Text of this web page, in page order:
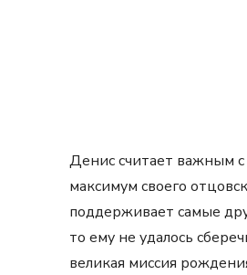
Денис считает важным с
максимум своего
поддерживает самые
то ему не удалось
великая миссия